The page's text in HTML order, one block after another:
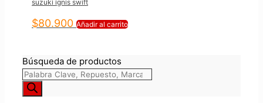
suzuki ignis swift
$80.900 Añadir al carrito
Búsqueda de productos